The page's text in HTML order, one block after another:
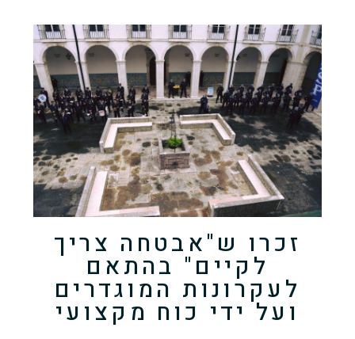
זכרו ש"אבטחה צריך
לקיים" בהתאם
לעקרונות המוגדרים
ועל ידי כוח מקצועי